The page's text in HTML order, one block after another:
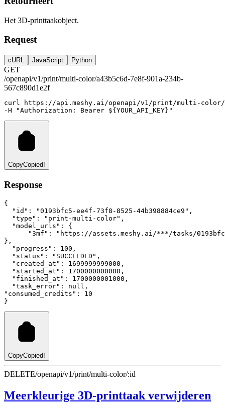
Het 3D-printtaakobject.
Request
cURL JavaScript Python
GET
/openapi/v1/print/multi-color/a43b5c6d-7e8f-901a-234b-
567c890d1e2f
curl
https://api.meshy.ai/openapi/v1/print/multi-color/
-H
"Authorization: Bearer ${YOUR_API_KEY}"
CopyCopied!
Response
{
"id" : "0193bfc5-ee4f-73f8-8525-44b398884ce9" ,
"type" : "print-multi-color" ,
"model_urls" :
{
"3mf" :
"https://assets.meshy.ai/***/tasks/
} ,
"progress" : 100 ,
"status" : "SUCCEEDED" ,
"created_at" : 1699999999000 ,
"started_at" : 1700000000000 ,
"finished_at" : 1700000001000 ,
"task_error" : null ,
"consumed_credits" :
10
}
CopyCopied!
DELETE/openapi/v1/print/multi-color/:id
Meerkleurige 3D-printtaak verwijderen